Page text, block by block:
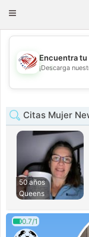
Toggle
💖
Encuentra
¡Descarga
Citas Mujer
50 años
Queens
0.7/1